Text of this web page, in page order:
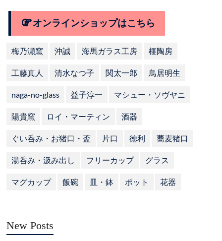
オンラインショップはこちら
梅乃瀬窯 沖誠 海馬ガラス工房 榧陶房
工藤真人 清水なつ子 関太一郎 鳥居明生
naga-no-glass 益子淳一 マシュー・ソヴヤニ
陽貴窯 ロイ・マーティン 酒器
ぐい呑み・お猪口・盃 片口 徳利 蕎麦猪口
湯呑み・汲み出し フリーカップ グラス
マグカップ 飯碗 皿・鉢 ポット 花器
New Posts